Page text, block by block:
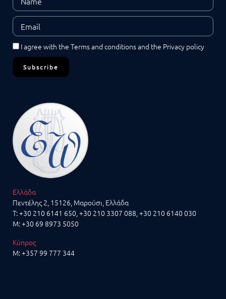
I agree with the Terms and conditionsand the Privacy policy
Subscribe
Ελλάδα
Πεντέλης 2, 15126, Μαρούσι, Ελλάδα
T:+30 210 6141 650 +30 210 3307 088 , +30 210 6140 030
M:+30 69 8973 5050
Κύπρος
M:+357 99 777 344